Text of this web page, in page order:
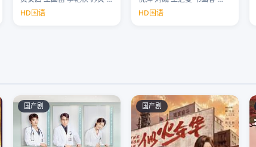
HD国语
HD国语
国产剧 国产剧